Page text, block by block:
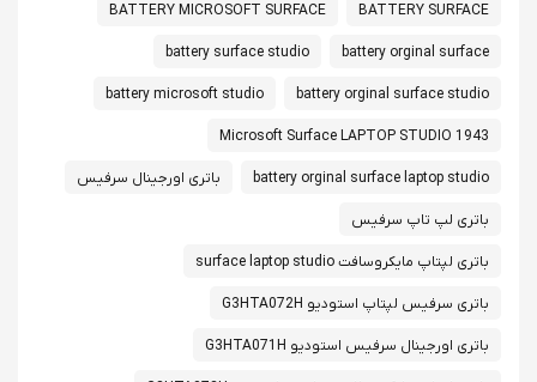
BATTERY SURFACE
BATTERY MICROSOFT SURFACE
battery orginal surface
battery surface studio
battery orginal surface studio
battery microsoft studio
Microsoft Surface LAPTOP STUDIO 1943
battery orginal surface laptop studio باتری اورجینال سرفیس
باتری لپ تاپ سرفیس
باتری لپتاپ مایکروسافت surface laptop studio
باتری سرفیس لپتاپ استودیو G3HTA072H
باتری اورجینال سرفیس استودیو G3HTA071H